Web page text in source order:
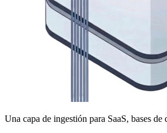
Una capa de ingestión para SaaS, bases de